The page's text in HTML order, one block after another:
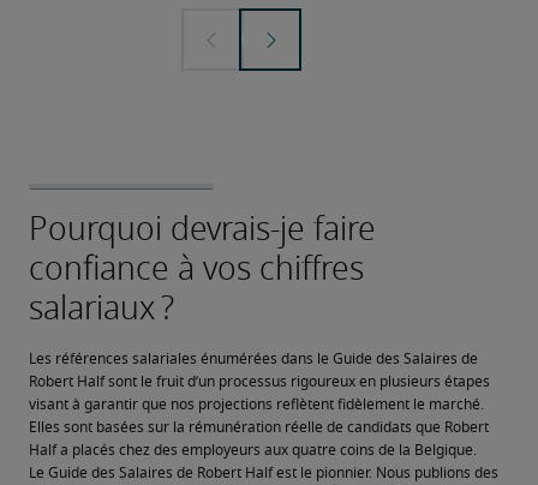
Les références salariales énumérées dans le Guide des Salaires de
Robert Half sont le fruit d’un processus rigoureux en plusieurs étapes
visant à garantir que nos projections reflètent fidèlement le marché.
Elles sont basées sur la rémunération réelle de candidats que Robert
Half a placés chez des employeurs aux quatre coins de la Belgique.
Le Guide des Salaires de Robert Half est le pionnier. Nous publions des